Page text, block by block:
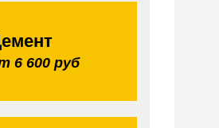
6 600 руб